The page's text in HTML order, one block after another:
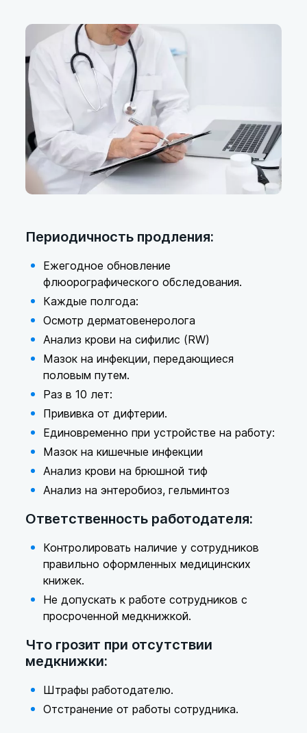
Периодичность продления:
Ежегодное обновление
флюорографического обследования.
Каждые полгода:
Осмотр дерматовенеролога
Анализ крови на сифилис (RW)
Мазок на инфекции, передающиеся
половым путем.
Раз в 10 лет:
Прививка от дифтерии.
Единовременно при устройстве на работу:
Мазок на кишечные инфекции
Анализ крови на брюшной тиф
Анализ на энтеробиоз, гельминтоз
Ответственность работодателя:
Контролировать наличие у сотрудников
правильно оформленных медицинских
книжек.
Не допускать к работе сотрудников с
просроченной медкнижкой.
Что грозит при отсутствии
медкнижки:
Штрафы работодателю.
Отстранение от работы сотрудника.